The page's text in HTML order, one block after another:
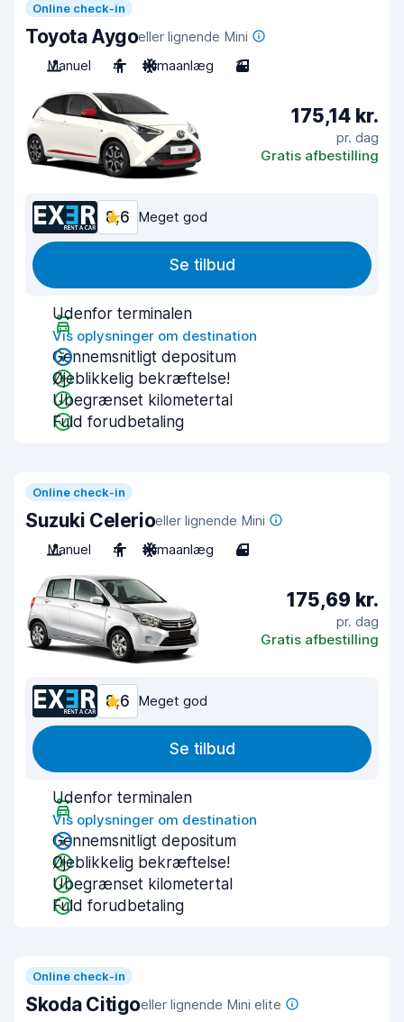
Online check-in
Toyota Aygoeller lignende Mini
Manuel
4 Klimaanlæg 3
175,14 kr.
pr. dag
Gratis afbestilling
8,6 Meget god
Se tilbud
Udenfor terminalen
Vis oplysninger om destination
Gennemsnitligt depositum
Øjeblikkelig bekræftelse!
Ubegrænset kilometertal
Fuld forudbetaling
Online check-in
Suzuki Celerioeller lignende Mini
Manuel
4 Klimaanlæg 4
175,69 kr.
pr. dag
Gratis afbestilling
8,6 Meget god
Se tilbud
Udenfor terminalen
Vis oplysninger om destination
Gennemsnitligt depositum
Øjeblikkelig bekræftelse!
Ubegrænset kilometertal
Fuld forudbetaling
Online check-in
Skoda Citigoeller lignende Mini elite